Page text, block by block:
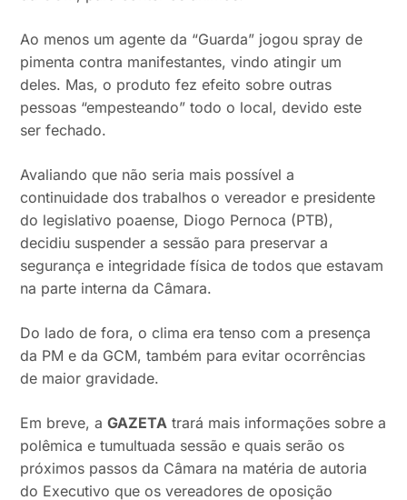
Ao menos um agente da “Guarda” jogou spray de
pimenta contra manifestantes, vindo atingir um
deles. Mas, o produto fez efeito sobre outras
pessoas “empesteando” todo o local, devido este
ser fechado.
Avaliando que não seria mais possível a
continuidade dos trabalhos o vereador e presidente
do legislativo poaense, Diogo Pernoca (PTB),
decidiu suspender a sessão para preservar a
segurança e integridade física de todos que estavam
na parte interna da Câmara.
Do lado de fora, o clima era tenso com a presença
da PM e da GCM, também para evitar ocorrências
de maior gravidade.
Em breve, aGAZETA trará mais informações sobre a
polêmica e tumultuada sessão e quais serão os
próximos passos da Câmara na matéria de autoria
do Executivo que os vereadores de oposição